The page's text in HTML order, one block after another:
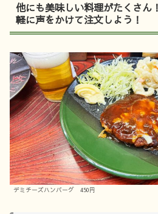
他にも美味しい料理がたくさん
軽に声をかけて注文しよう！
デミチーズハンバーグ 450円